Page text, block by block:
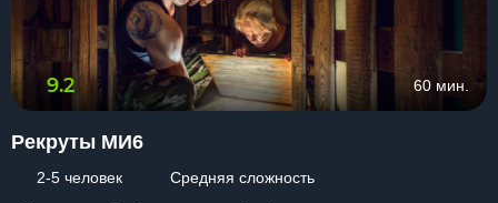
9.2 60 мин.
Рекруты МИ6
2-5 человек
Средняя сложность